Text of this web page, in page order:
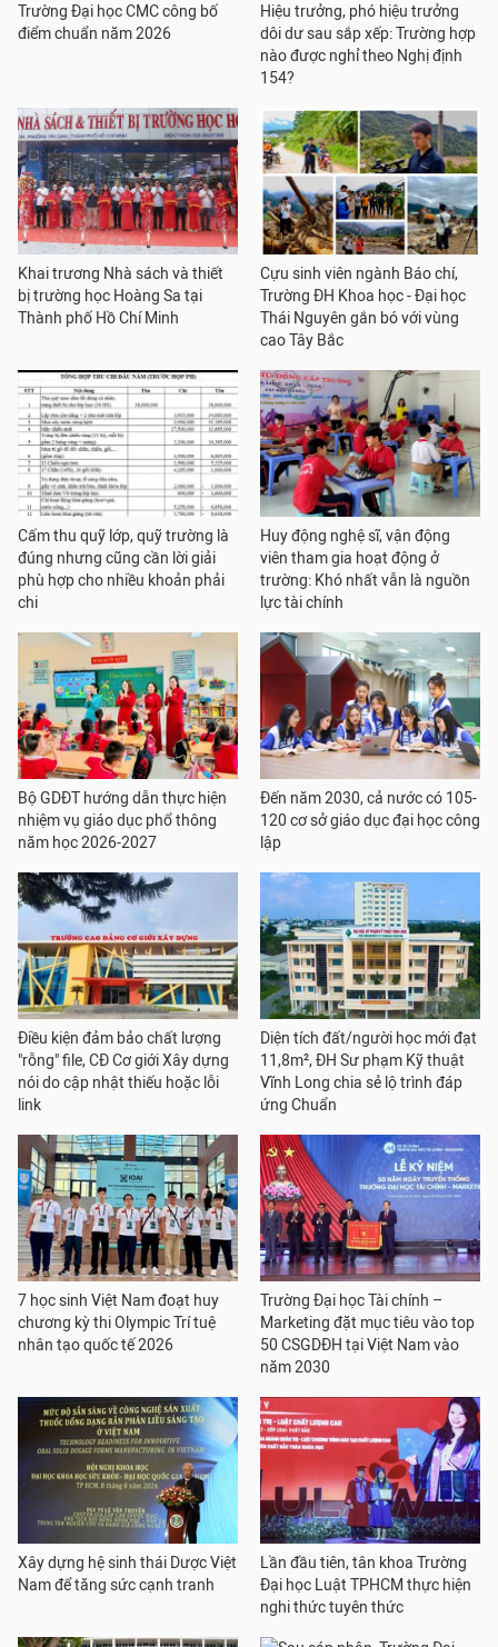
Trường Đại học CMC công bố
điểm chuẩn năm 2026
Hiệu trưởng, phó hiệu trưởng
dôi dư sau sắp xếp: Trường hợp
nào được nghỉ theo Nghị định
154?
Khai trương Nhà sách và thiết
bị trường học Hoàng Sa tại
Thành phố Hồ Chí Minh
Cựu sinh viên ngành Báo chí,
Trường ĐH Khoa học - Đại học
Thái Nguyên gắn bó với vùng
cao Tây Bắc
Cấm thu quỹ lớp, quỹ trường là
đúng nhưng cũng cần lời giải
phù hợp cho nhiều khoản phải
chi
Huy động nghệ sĩ, vận động
viên tham gia hoạt động ở
trường: Khó nhất vẫn là nguồn
lực tài chính
Bộ GDĐT hướng dẫn thực hiện
nhiệm vụ giáo dục phổ thông
năm học 2026-2027
Đến năm 2030, cả nước có 105-
120 cơ sở giáo dục đại học công
lập
Điều kiện đảm bảo chất lượng
"rỗng" file, CĐ Cơ giới Xây dựng
nói do cập nhật thiếu hoặc lỗi
link
Diện tích đất/người học mới đạt
11,8m², ĐH Sư phạm Kỹ thuật
Vĩnh Long chia sẻ lộ trình đáp
ứng Chuẩn
7 học sinh Việt Nam đoạt huy
chương kỳ thi Olympic Trí tuệ
nhân tạo quốc tế 2026
Trường Đại học Tài chính –
Marketing đặt mục tiêu vào top
50 CSGDĐH tại Việt Nam vào
năm 2030
Xây dựng hệ sinh thái Dược Việt
Nam để tăng sức cạnh tranh
Lần đầu tiên, tân khoa Trường
Đại học Luật TPHCM thực hiện
nghi thức tuyên thức